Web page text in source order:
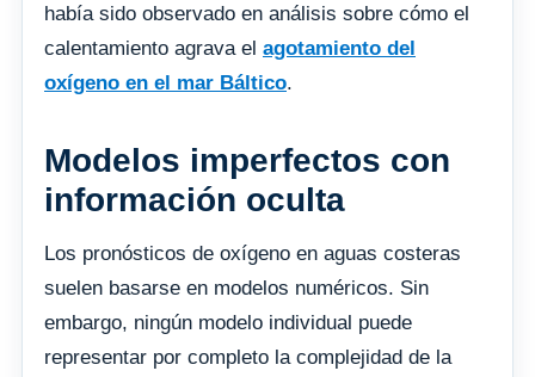
había sido observado en análisis sobre cómo el
calentamiento agrava el agotamiento del
oxígeno en el mar Báltico.
Modelos imperfectos con
información oculta
Los pronósticos de oxígeno en aguas costeras
suelen basarse en modelos numéricos. Sin
embargo, ningún modelo individual puede
representar por completo la complejidad de la